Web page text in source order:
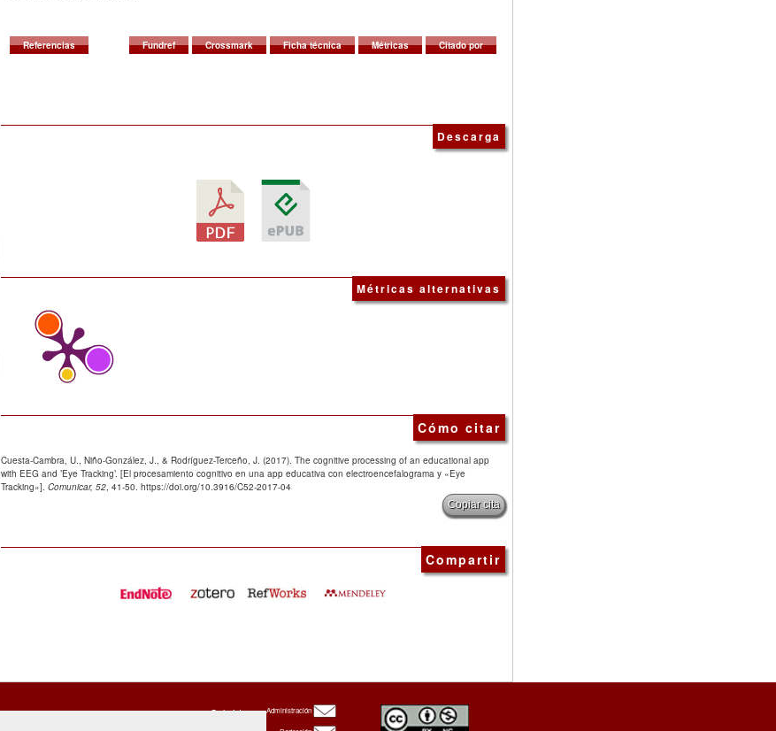
Referencias Fundref Crossmark Ficha técnica Métricas Citado por
Descarga
Métricas alternativas
Cómo citar
Cuesta-Cambra, U., Niño-González, J., & Rodríguez-Terceño, J. (2017). The cognitive processing of an educational app
with EEG and ’Eye Tracking’. [El procesamiento cognitivo en una app educativa con electroencefalograma y «Eye
Tracking»]. Comunicar, 52, 41-50. https://doi.org/10.3916/C52-2017-04
Copiar cita
Compartir
Oxbridge Administración